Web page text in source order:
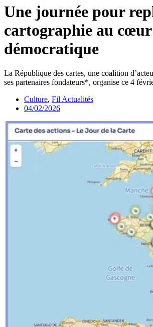
Une journée pour
cartographie au
démocratique
La République des cartes, une coalition
ses partenaires fondateurs*, organise ce 4
Culture, Fil Actualités
04/02/2026